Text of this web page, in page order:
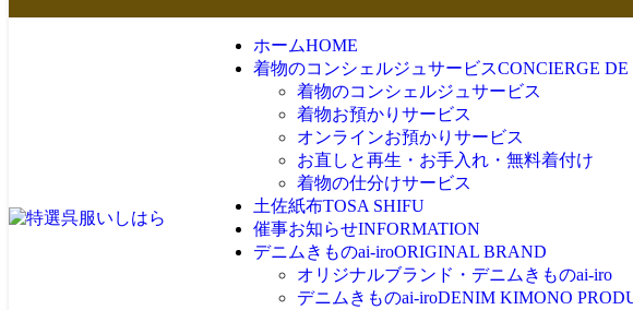
ホームHOME
着物のコンシェルジュサービスCONCIERGE
着物のコンシェルジュサービス
着物お預かりサービス
オンラインお預かりサービス
お直しと再生・お手入れ・無料着付け
着物の仕分けサービス
土佐紙布TOSA SHIFU
催事お知らせINFORMATION
デニムきものai-iroORIGINAL BRAND
オリジナルブランド・デニムきものai-iro
デニムきものai-iroDENIM KIMONO